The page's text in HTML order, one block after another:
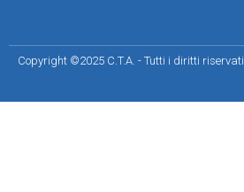
Copyright ©2025 C.T.A. - Tutti i diritti riservati